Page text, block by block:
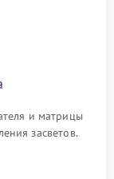
и матрицы
засветов.
плат и
монитора.